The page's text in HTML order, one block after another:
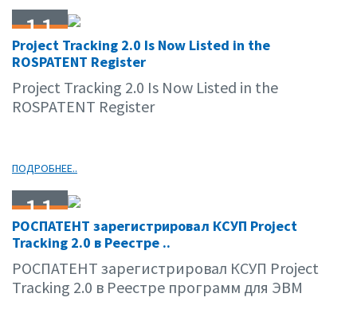
11
01.12
Project Tracking 2.0 Is Now Listed in the
ROSPATENT Register
Project Tracking 2.0 Is Now Listed in the
ROSPATENT Register
ПОДРОБНЕЕ..
11
01.12
РОСПАТЕНТ зарегистрировал КСУП Project
Tracking 2.0 в Реестре ..
РОСПАТЕНТ зарегистрировал КСУП Project
Tracking 2.0 в Реестре программ для ЭВМ